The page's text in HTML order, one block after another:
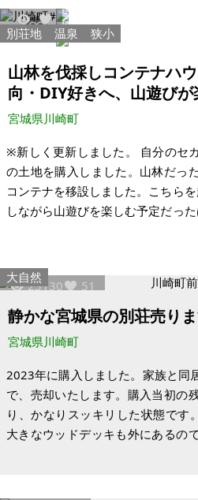
870126
別荘地 温泉 狭小
山林を伐採しコンテナハ
向・DIY好きへ、山遊び
宮城県川崎町
※新しく更新しました。 自分のセカンドライフのためにこちら
の土地を購入しました。山林だっ
コンテナを移設しました。こちら
しながら山遊びを楽しむ予定だっ
ど手をかけれていない状態です。
「自然志向の移住者」「セカンド
す。建築途中のコンテナハウスな
物件です。 電気、水道も既に引いてるためこちらの予算もいり
ません。(これが結構かかる) ・土
スは9坪 20フ
23130 51
大自然
静かな宮城県の別荘売り
宮城県川崎町
2023年に購入しました。家族と同
で、売却いたします。購入当初の
り、かなりスッキリした状態です。 室内は1LDKの間取りで、
大きなウッドデッキも外にあるの
夏は涼しくとてもいい場所です。